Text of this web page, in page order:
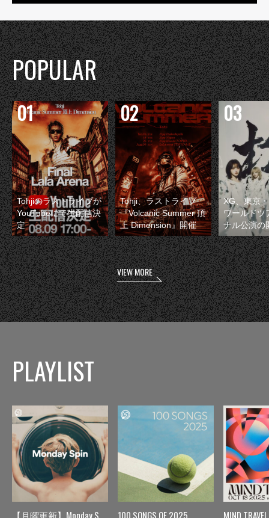
POPULAR
Tohjiのラストライブが
YouTubeにて生配信決
定
Tohji、ラストライブ
『Volcanic Summer 頂
上 Dimension』開催
XG、東京
ワールドツ
ナル公演の
VIEW MORE
PLAYLIST
【月曜更新】Monday Spin 100 SONGS OF 2025 MIND TRAVEL